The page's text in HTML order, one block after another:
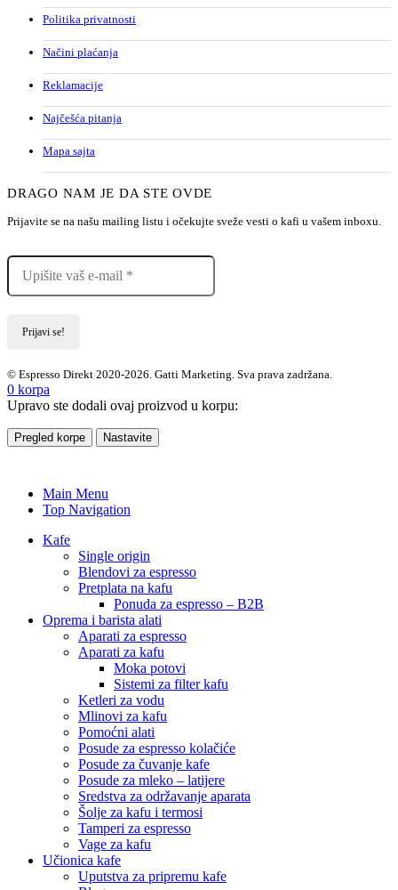
Politika privatnosti
Načini plaćanja
Reklamacije
Najčešća pitanja
Mapa sajta
DRAGO NAM JE DA STE OVDE
Prijavite se na našu mailing listu i očekujte sveže vesti o kafi u vašem inboxu.
© Espresso Direkt 2020-2026. Gatti Marketing. Sva prava zadržana.
0 korpa
Upravo ste dodali ovaj proizvod u korpu:
Pregled korpe Nastavite
Main Menu
Top Navigation
Kafe
Single origin
Blendovi za espresso
Pretplata na kafu
Ponuda za espresso – B2B
Oprema i barista alati
Aparati za espresso
Aparati za kafu
Moka potovi
Sistemi za filter kafu
Ketleri za vodu
Mlinovi za kafu
Pomoćni alati
Posude za espresso kolačiće
Posude za čuvanje kafe
Posude za mleko – latijere
Sredstva za održavanje aparata
Šolje za kafu i termosi
Tamperi za espresso
Vage za kafu
Učionica kafe
Uputstva za pripremu kafe